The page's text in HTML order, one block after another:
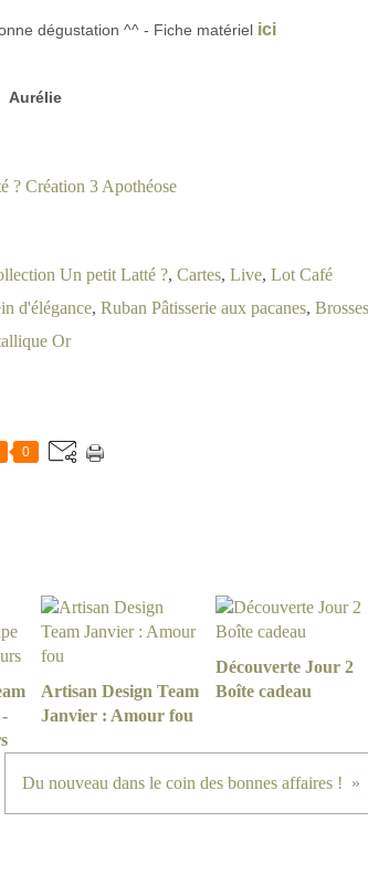
dégustation ^^ - Fiche matériel ici
Aurélie
Un petit Latté ?, Cartes, Live, Lot Café
d'élégance, Ruban Pâtisserie aux pacanes, Brosses
Or
0
Artisan Design Team
Janvier : Amour fou
Découverte Jour 2
Boîte cadeau
Du nouveau dans le coin des bonnes affaires !